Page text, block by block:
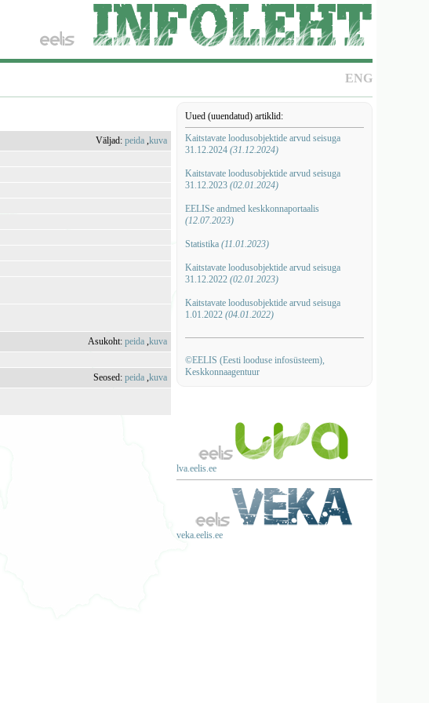
ENG
Uued (uuendatud) artiklid:
Kaitstavate loodusobjektide arvud seisuga
31.12.2024 (31.12.2024)
Kaitstavate loodusobjektide arvud seisuga
31.12.2023 (02.01.2024)
EELISe andmed keskkonnaportaalis
(12.07.2023)
Statistika (11.01.2023)
Kaitstavate loodusobjektide arvud seisuga
31.12.2022 (02.01.2023)
Kaitstavate loodusobjektide arvud seisuga
1.01.2022 (04.01.2022)
©EELIS (Eesti looduse infosüsteem),
Keskkonnaagentuur
lva.eelis.ee
veka.eelis.ee
Väljad:peida ,kuva
Asukoht:peida ,kuva
Seosed:peida ,kuva